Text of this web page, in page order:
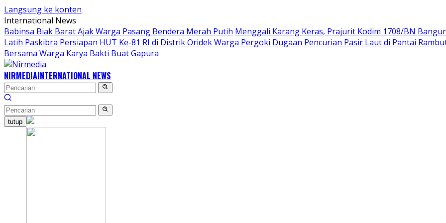
Langsung ke konten
International News
Babinsa Biak Barat Ajak Warga Pasang Bendera Merah Putih Menggali Karang Keras, Prajurit Kodim 1708/BN
Latih Paskibra Persiapan HUT Ke-81 RI di Distrik OridekWarga Pergoki Dugaan Pencurian Pasir Laut di Pantai
Bersama Warga Karya Bakti Buat Gapura
NIRMEDIAINTERNATIONAL NEWS
tutup